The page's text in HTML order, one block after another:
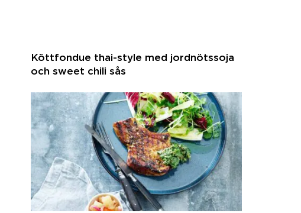
Köttfondue thai-style med jordnötssoja
och sweet chili sås